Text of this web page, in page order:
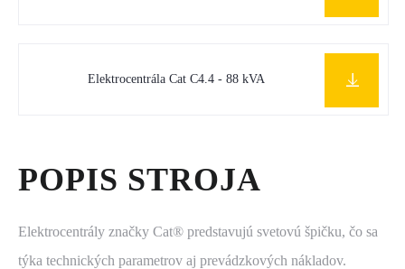
Elektrocentrála Cat C4.4 - 88 kVA
POPIS STROJA
Elektrocentrály značky Cat® predstavujú svetovú špičku, čo sa
týka technických parametrov aj prevádzkových nákladov.